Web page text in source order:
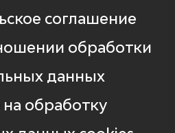
соглашение
обработки
данных
на обработку